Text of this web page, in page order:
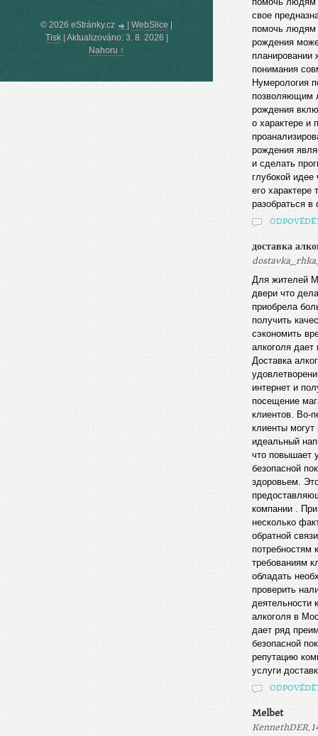
свое
помочь людям
рождения
планировании
понимания
Нумерология
позволяющим
рождения
о характере и
рождения
и сделать
глубокой
его
разобраться
доставка
dostavka_rhka,
Для жителей
двери что
приобрела
получить
сэкономить
алкоголя дает
Доставка
интернет и
посещение
клиентов. Во-
клиенты могут
идеальный
что повышает
безопасной
здоровьем.
компании .
несколько
обратной
потребностям
требованиям
обладать
проверить
деятельности
алкоголя в
дает ряд
безопасной
репутацию
услуги
Melbet
KennethDER,
© 2026 eStránky.cz WebSlice
Tisk| Aktualizováno: 3. 8. 2026
Nahoru ↑